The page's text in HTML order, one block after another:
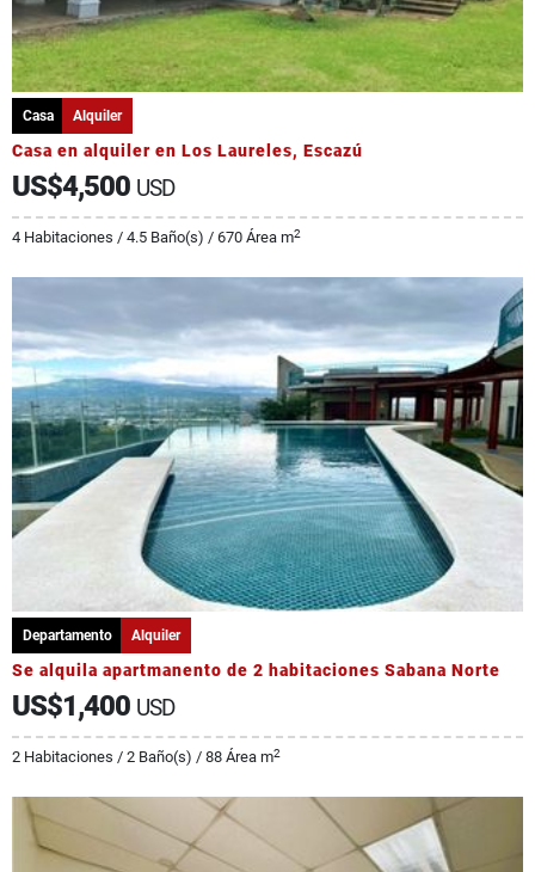
Casa Alquiler
Casa en alquiler en Los Laureles, Escazú
US$4,500 USD
4 Habitaciones / 4.5 Baño(s) / 670 Área m2
Departamento Alquiler
Se alquila apartmanento de 2 habitaciones Sabana Norte
US$1,400 USD
2 Habitaciones / 2 Baño(s) / 88 Área m2